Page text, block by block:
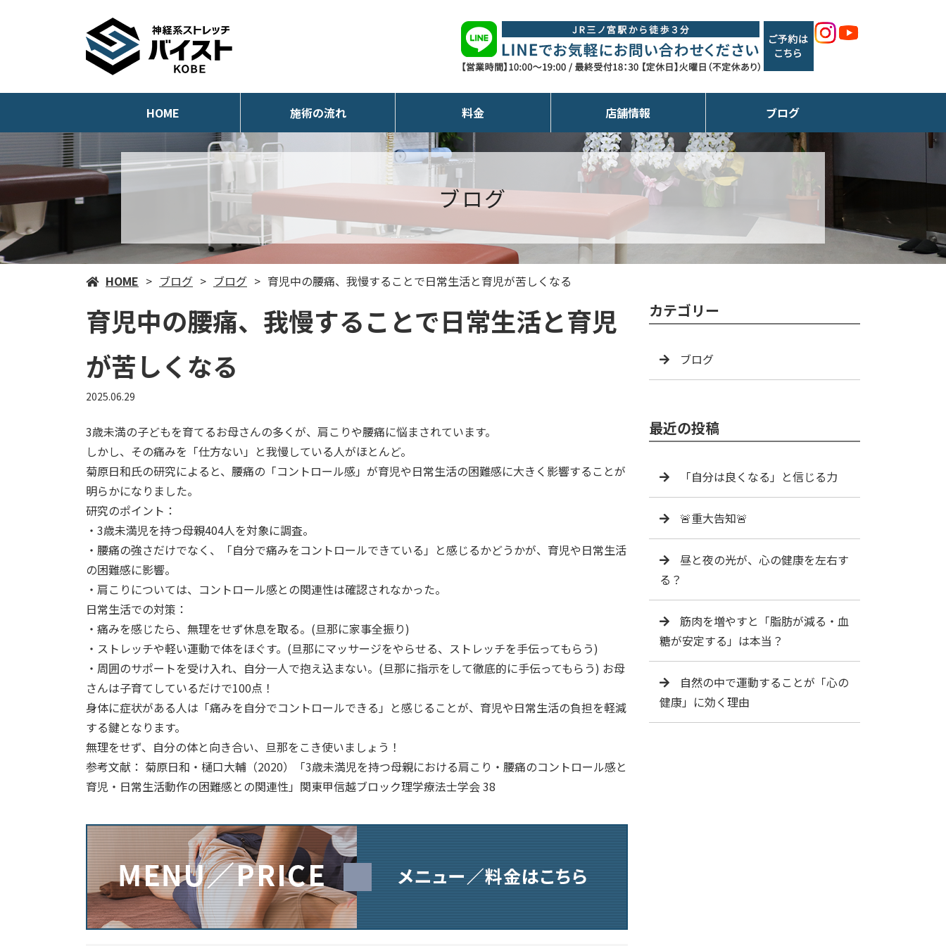
HOME 施術の流れ 料金 店舗情報 ブログ
ブログ
HOME ブログ ブログ 育児中の腰痛、我慢することで日常生活と育児が苦しくなる
育児中の腰痛、我慢することで日常生活と育児
が苦しくなる
2025.06.29
3歳未満の子どもを育てるお母さんの多くが、肩こりや腰痛に悩まされています。
しかし、その痛みを「仕方ない」と我慢している人がほとんど。
菊原日和氏の研究によると、腰痛の「コントロール感」が育児や日常生活の困難感に大きく影響することが
明らかになりました。
研究のポイント：
・3歳未満児を持つ母親404人を対象に調査。
・腰痛の強さだけでなく、「自分で痛みをコントロールできている」と感じるかどうかが、育児や日常生活
の困難感に影響。
・肩こりについては、コントロール感との関連性は確認されなかった。
日常生活での対策：
・痛みを感じたら、無理をせず休息を取る。(旦那に家事全振り)
・ストレッチや軽い運動で体をほぐす。(旦那にマッサージをやらせる、ストレッチを手伝ってもらう)
・周囲のサポートを受け入れ、自分一人で抱え込まない。(旦那に指示をして徹底的に手伝ってもらう) お母
さんは子育てしているだけで100点！
身体に症状がある人は「痛みを自分でコントロールできる」と感じることが、育児や日常生活の負担を軽減
する鍵となります。
無理をせず、自分の体と向き合い、旦那をこき使いましょう！
参考文献： 菊原日和・樋口大輔（2020）「3歳未満児を持つ母親における肩こり・腰痛のコントロール感と
育児・日常生活動作の困難感との関連性」関東甲信越ブロック理学療法士学会 38
カテゴリー
ブログ
最近の投稿
「自分は良くなる」と信じる力
🚨重大告知🚨
昼と夜の光が、心の健康を左右す
る？
筋肉を増やすと「脂肪が減る・血
糖が安定する」は本当？
自然の中で運動することが「心の
健康」に効く理由